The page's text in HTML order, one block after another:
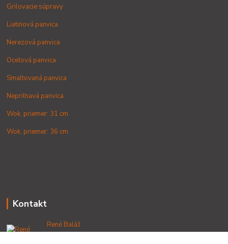
Grilovacie súpravy
Liatinová panvica
Nerezová panvica
Oceľová panvica
Smaltovaná panvica
Nepriľnavá panvica
Wok, priemer: 31 cm
Wok, priemer: 36 cm
Kontakt
René Baláž
+421 902 212 007